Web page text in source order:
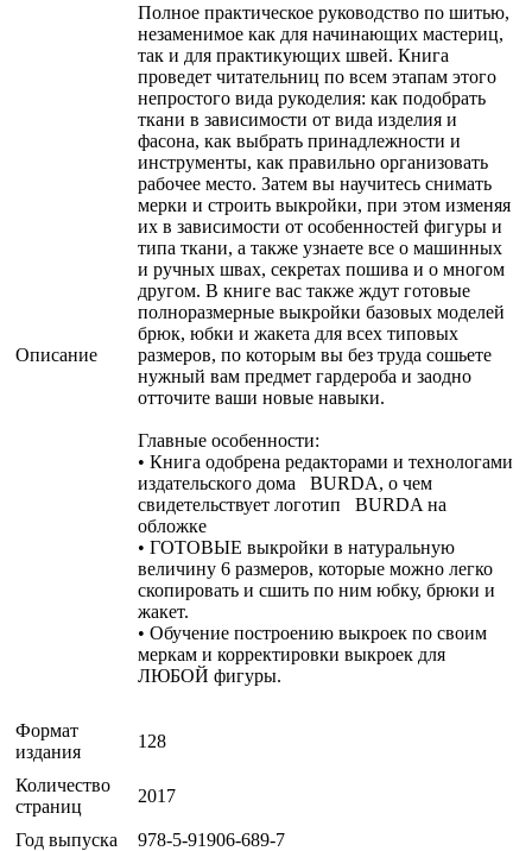
Описание
Полное практическое руководство по шитью,
незаменимое как для начинающих мастериц,
так и для практикующих швей. Книга
проведет читательниц по всем этапам этого
непростого вида рукоделия: как подобрать
ткани в зависимости от вида изделия и
фасона, как выбрать принадлежности и
инструменты, как правильно организовать
рабочее место. Затем вы научитесь снимать
мерки и строить выкройки, при этом изменяя
их в зависимости от особенностей фигуры и
типа ткани, а также узнаете все о машинных
и ручных швах, секретах пошива и о многом
другом. В книге вас также ждут готовые
полноразмерные выкройки базовых моделей
брюк, юбки и жакета для всех типовых
размеров, по которым вы без труда сошьете
нужный вам предмет гардероба и заодно
отточите ваши новые навыки.
Главные особенности:
• Книга одобрена редакторами и технологами
издательского дома BURDA, о чем
свидетельствует логотип BURDA на
обложке
• ГОТОВЫЕ выкройки в натуральную
величину 6 размеров, которые можно легко
скопировать и сшить по ним юбку, брюки и
жакет.
• Обучение построению выкроек по своим
меркам и корректировки выкроек для
ЛЮБОЙ фигуры.
Формат
издания
128
Количество
страниц
2017
Год выпуска
978-5-91906-689-7